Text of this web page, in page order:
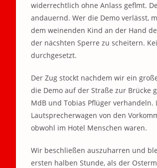
widerrechtlich ohne Anlass geflmt.
andauernd. Wer die Demo verlässt,
dem weinenden Kind an der Hand
der näcshten Sperre zu scheitern.
durchgesetzt.
Der Zug stockt nachdem wir ein
die Demo auf der Straße zur Brücke
MdB und Tobias Pflüger
Lautsprecherwagen von den
obwohl im Hotel Menschen waren.
Wir beschließen auszuharren und
ersten halben Stunde, als der